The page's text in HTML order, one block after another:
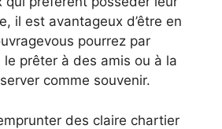
il est avantageux d’être en
pourrez par
le prêter à des amis ou à la
comme souvenir.
des claire chartier